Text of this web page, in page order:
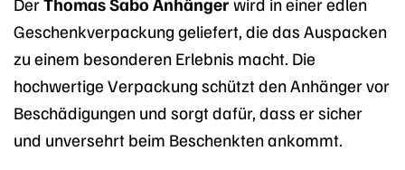
Geschenkverpackung geliefert, die das Auspacken
zu einem besonderen Erlebnis macht. Die
hochwertige Verpackung schützt den Anhänger vor
Beschädigungen und sorgt dafür, dass er sicher
und unversehrt beim Beschenkten ankommt.